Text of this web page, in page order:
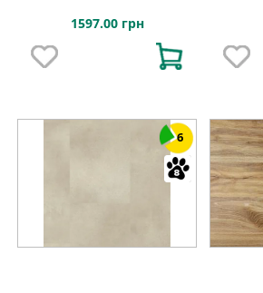
1597.00 грн
6